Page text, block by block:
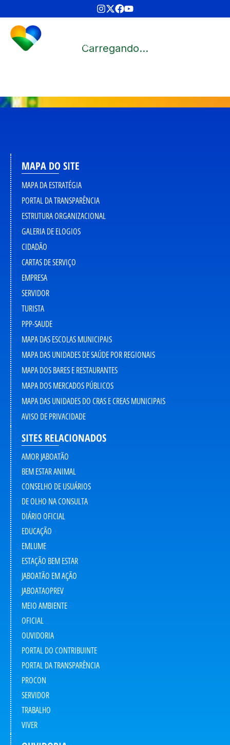
Carregando...
MAPA DO SITE
MAPA DA ESTRATÉGIA
PORTAL DA TRANSPARÊNCIA
ESTRUTURA ORGANIZACIONAL
GALERIA DE ELOGIOS
CIDADÃO
CARTAS DE SERVIÇO
EMPRESA
SERVIDOR
TURISTA
PPP-SAUDE
MAPA DAS ESCOLAS MUNICIPAIS
MAPA DAS UNIDADES DE SAÚDE POR REGIONAIS
MAPA DOS BARES E RESTAURANTES
MAPA DOS MERCADOS PÚBLICOS
MAPA DAS UNIDADES DO CRAS E CREAS MUNICIPAIS
AVISO DE PRIVACIDADE
SITES RELACIONADOS
AMOR JABOATÃO
BEM ESTAR ANIMAL
CONSELHO DE USUÁRIOS
DE OLHO NA CONSULTA
DIÁRIO OFICIAL
EDUCAÇÃO
EMLUME
ESTAÇÃO BEM ESTAR
JABOATÃO EM AÇÃO
JABOATAOPREV
MEIO AMBIENTE
OFICIAL
OUVIDORIA
PORTAL DO CONTRIBUINTE
PORTAL DA TRANSPARÊNCIA
PROCON
SERVIDOR
TRABALHO
VIVER